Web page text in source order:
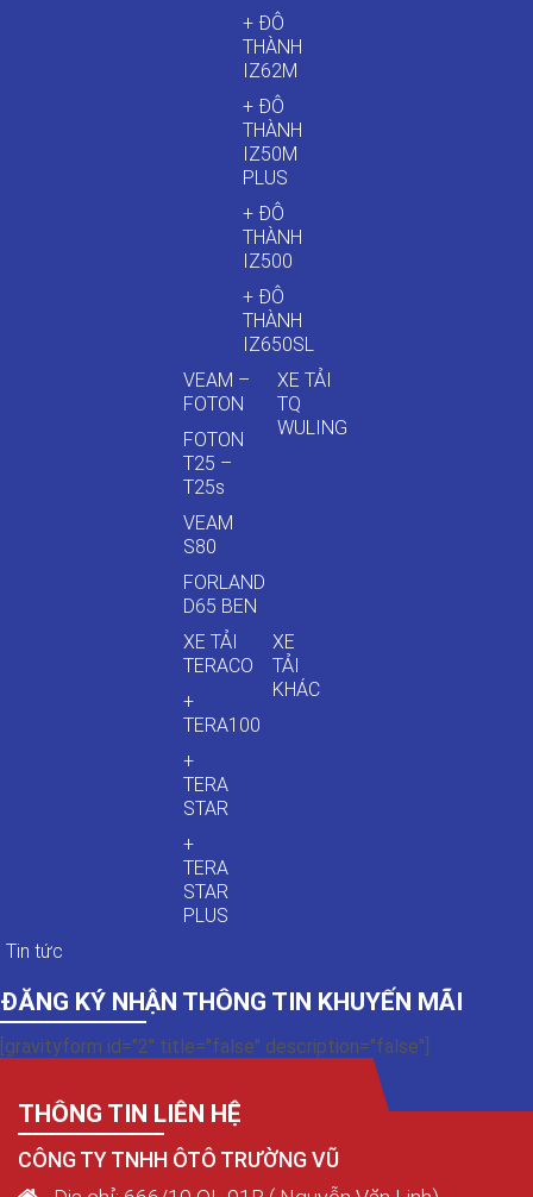
+ ĐÔ
THÀNH
IZ62M
+ ĐÔ
THÀNH
IZ50M
PLUS
+ ĐÔ
THÀNH
IZ500
+ ĐÔ
THÀNH
IZ650SL
VEAM –
FOTON
FOTON
T25 –
T25s
VEAM
S80
FORLAND
D65 BEN
XE TẢI
TQ
WULING
XE TẢI
TERACO
+
TERA100
+
TERA
STAR
+
TERA
STAR
PLUS
XE
TẢI
KHÁC
Tin tức
ĐĂNG KÝ NHẬN THÔNG TIN KHUYẾN MÃI
[gravityform id="2" title="false" description="false"]
THÔNG TIN LIÊN HỆ
CÔNG TY TNHH ÔTÔ TRƯỜNG VŨ